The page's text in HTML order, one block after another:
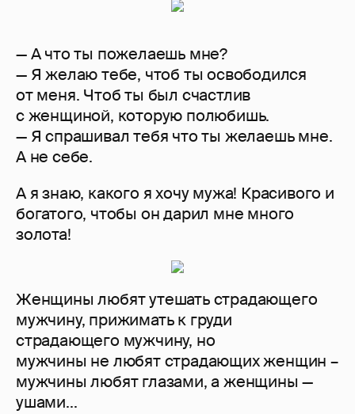
— А что ты пожелаешь мне?
— Я желаю тебе, чтоб ты освободился
от меня. Чтоб ты был счастлив
с женщиной, которую полюбишь.
— Я спрашивал тебя что ты желаешь мне.
А не себе.
А я знаю, какого я хочу мужа! Красивого и
богатого, чтобы он дарил мне много
золота!
Женщины любят утешать страдающего
мужчину, прижимать к груди
страдающего мужчину, но
мужчины не любят страдающих женщин –
мужчины любят глазами, а женщины —
ушами...